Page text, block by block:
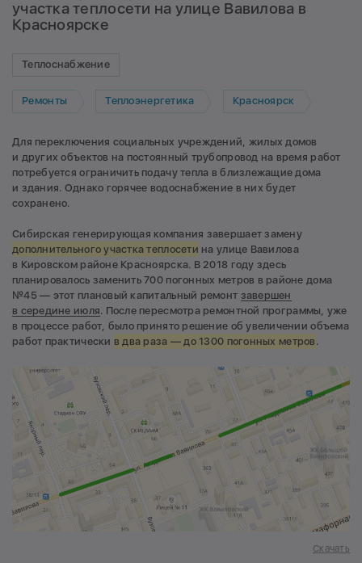
участка теплосети на улице Вавилова в
Красноярске
Теплоснабжение
Ремонты Теплоэнергетика Красноярск
Для переключения социальных учреждений, жилых домов
и других объектов на постоянный трубопровод на время работ
потребуется ограничить подачу тепла в близлежащие дома
и здания. Однако горячее водоснабжение в них будет
сохранено.
Сибирская генерирующая компания завершает замену
дополнительного участка теплосети на улице Вавилова
в Кировском районе Красноярска. В 2018 году здесь
планировалось заменить 700 погонных метров в районе дома
№45 — этот плановый капитальный ремонт завершен
в середине июля. После пересмотра ремонтной программы, уже
в процессе работ, было принято решение об увеличении объема
работ практически в два раза — до 1300 погонных метров .
Скачать